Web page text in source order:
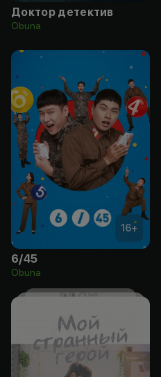
Доктор детектив
Obuna
16+
6/45
Obuna